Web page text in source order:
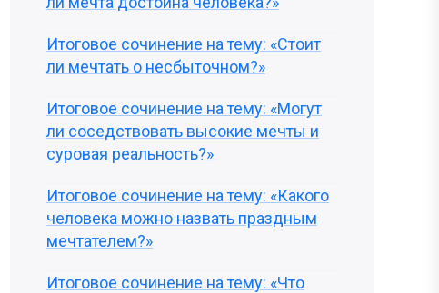
Итоговое сочинение на тему: «Стоит
ли мечтать о несбыточном?»
Итоговое сочинение на тему: «Могут
ли соседствовать высокие мечты и
суровая реальность?»
Итоговое сочинение на тему: «Какого
человека можно назвать праздным
мечтателем?»
Итоговое сочинение на тему: «Что